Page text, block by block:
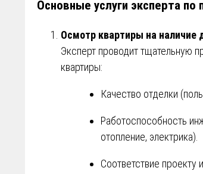
Основные услуги эксперта
Осмотр квартиры на наличие
Эксперт проводит тщательную
квартиры:
Качество отделки
Работоспособность
отопление, электрика).
Соответствие проекту